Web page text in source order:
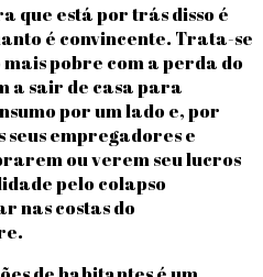
que está por trás disso é
é convincente. Trata-se
pobre com a perda do
a sair de casa para
por um lado e, por
empregadores e
ou verem seu lucros
pelo colapso
nas costas do